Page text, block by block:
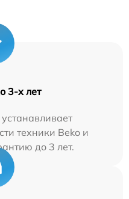
3-х лет
техники Beko и
до 3 лет.